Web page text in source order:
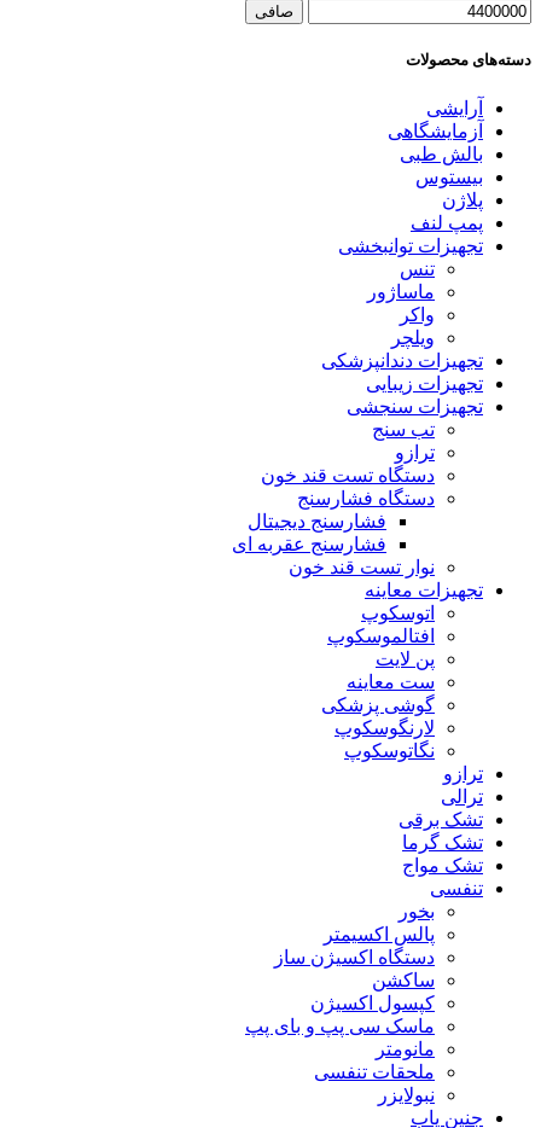
صافی
دسته‌های محصولات
آرایشی
آزمایشگاهی
بالش طبی
بیستوس
پلاژن
پمپ لنف
تجهیزات توانبخشی
تنس
ماساژور
واکر
ویلچر
تجهیزات دندانپزشکی
تجهیزات زیبایی
تجهیزات سنجشی
تب سنج
ترازو
دستگاه تست قند خون
دستگاه فشارسنج
فشارسنج دیجیتال
فشارسنج عقربه ای
نوار تست قند خون
تجهیزات معاینه
اتوسکوپ
افتالموسکوپ
پن لایت
ست معاینه
گوشی پزشکی
لارنگوسکوپ
نگاتوسکوپ
ترازو
ترالی
تشک برقی
تشک گرما
تشک مواج
تنفسی
بخور
پالس اکسیمتر
دستگاه اکسیژن ساز
ساکشن
کپسول اکسیژن
ماسک سی پپ و بای پپ
مانومتر
ملحقات تنفسی
نبولایزر
جنین یاب